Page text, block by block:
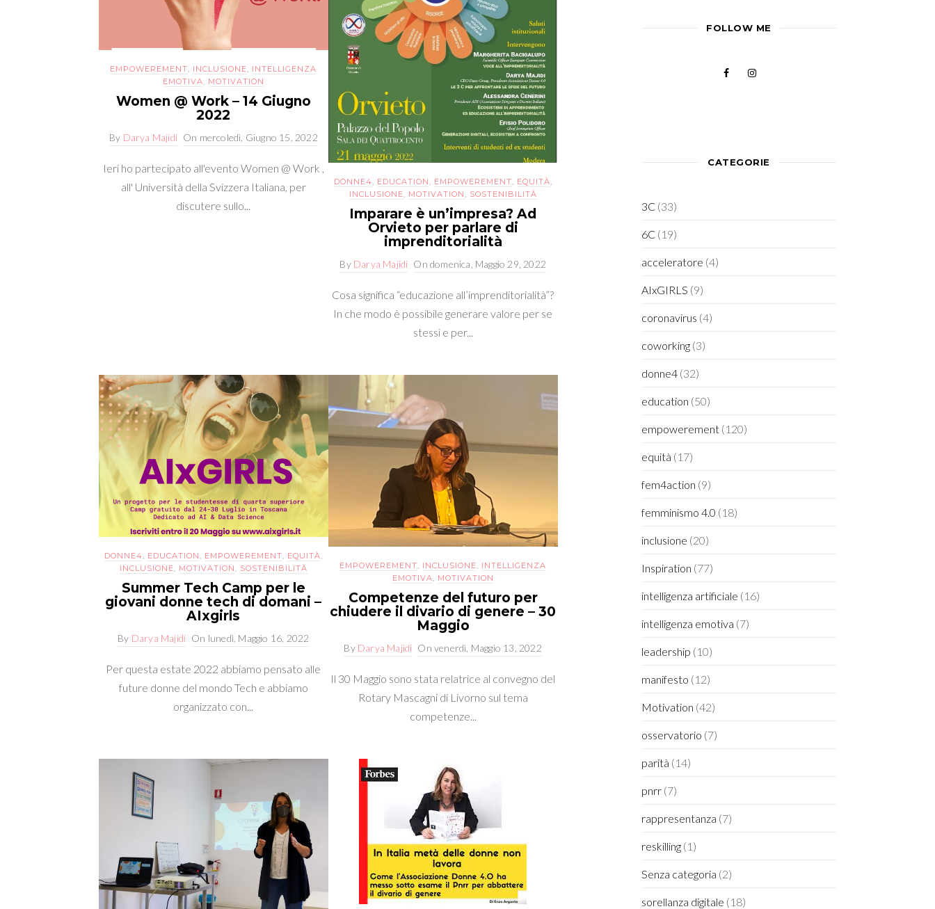
EMPOWEREMENT INCLUSIONE
INTELLIGENZA
EMOTIVA
MOTIVATION
Women @ Work – 14 Giugno
2022
By Darya Majidi On mercoledì, Giugno 15, 2022
Ieri ho partecipato all'evento Women @ Work ,
all' Università della Svizzera Italiana, per
discutere sullo...
DONNE4, EDUCATION , EMPOWEREMENT, EQUITÀ,
INCLUSIONE, MOTIVATION , SOSTENIBILITÀ
Imparare è un’impresa? Ad
Orvieto per parlare di
imprenditorialità
By Darya Majidi On domenica, Maggio 29, 2022
Cosa significa “educazione all’imprenditorialità”?
In che modo è possibile generare valore per se
stessi e per...
DONNE4, EDUCATION , EMPOWEREMENT, EQUITÀ,
INCLUSIONE, MOTIVATION , SOSTENIBILITÀ
Summer Tech Camp per le
giovani donne tech di domani –
AIxgirls
By Darya Majidi On lunedì, Maggio 16, 2022
Per questa estate 2022 abbiamo pensato alle
future donne del mondo Tech e abbiamo
organizzato con...
EMPOWEREMENT, INCLUSIONE, INTELLIGENZA
EMOTIVA, MOTIVATION
Competenze del futuro per
chiudere il divario di genere – 30
Maggio
By Darya Majidi Onvenerdì, Maggio 13, 2022
Il 30 Maggio sono stata relatrice al convegno del
Rotary Mascagni di Livorno sul tema
competenze...
FOLLOW ME
CATEGORIE
3C (33)
6C (19)
acceleratore (4)
AIxGIRLS (9)
coronavirus (4)
coworking (3)
donne4 (32)
education (50)
empowerement (120)
equità (17)
fem4action (9)
femminismo 4.0 (18)
inclusione (20)
Inspiration (77)
intelligenza artificiale (16)
intelligenza emotiva (7)
leadership (10)
manifesto (12)
Motivation (42)
osservatorio (7)
parità (14)
pnrr (7)
rappresentanza (7)
reskilling (1)
Senza categoria (2)
sorellanza digitale (18)